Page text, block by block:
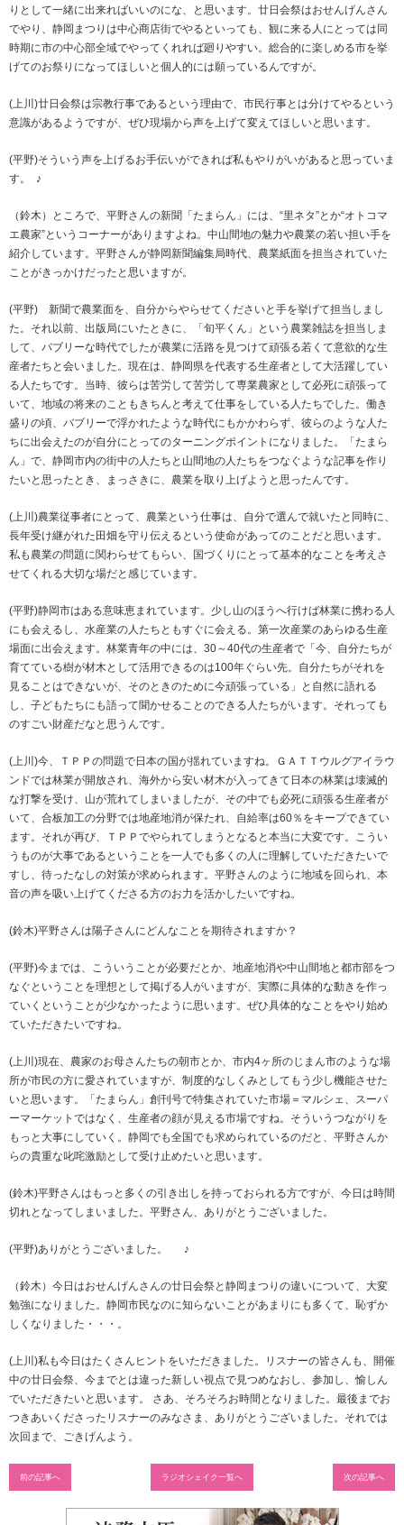
りとして一緒に出来ればいいのにな、と思います。廿日会祭はおせんげんさん
でやり、静岡まつりは中心商店街でやるといっても、観に来る人にとっては同
時期に市の中心部全域でやってくれれば廻りやすい。総合的に楽しめる市を挙
げてのお祭りになってほしいと個人的には願っているんですが。
(上川)廿日会祭は宗教行事であるという理由で、市民行事とは分けてやるという
意識があるようですが、ぜひ現場から声を上げて変えてほしいと思います。
(平野)そういう声を上げるお手伝いができれば私もやりがいがあると思っていま
す。 ♪
（鈴木）ところで、平野さんの新聞「たまらん」には、“里ネタ”とか“オトコマ
エ農家”というコーナーがありますよね。中山間地の魅力や農業の若い担い手を
紹介しています。平野さんが静岡新聞編集局時代、農業紙面を担当されていた
ことがきっかけだったと思いますが。
(平野) 新聞で農業面を、自分からやらせてくださいと手を挙げて担当しまし
た。それ以前、出版局にいたときに、「旬平くん」という農業雑誌を担当しま
して、バブリーな時代でしたが農業に活路を見つけて頑張る若くて意欲的な生
産者たちと会いました。現在は、静岡県を代表する生産者として大活躍してい
る人たちです。当時、彼らは苦労して苦労して専業農家として必死に頑張って
いて、地域の将来のこともきちんと考えて仕事をしている人たちでした。働き
盛りの頃、バブリーで浮かれたような時代にもかかわらず、彼らのような人た
ちに出会えたのが自分にとってのターニングポイントになりました。「たまら
ん」で、静岡市内の街中の人たちと山間地の人たちをつなぐような記事を作り
たいと思ったとき、まっさきに、農業を取り上げようと思ったんです。
(上川)農業従事者にとって、農業という仕事は、自分で選んで就いたと同時に、
長年受け継がれた田畑を守り伝えるという使命があってのことだと思います。
私も農業の問題に関わらせてもらい、国づくりにとって基本的なことを考えさ
せてくれる大切な場だと感じています。
(平野)静岡市はある意味恵まれています。少し山のほうへ行けば林業に携わる人
にも会えるし、水産業の人たちともすぐに会える。第一次産業のあらゆる生産
場面に出会えます。林業青年の中には、30～40代の生産者で「今、自分たちが
育てている樹が材木として活用できるのは100年ぐらい先。自分たちがそれを
見ることはできないが、そのときのために今頑張っている」と自然に語れる
し、子どもたちにも語って聞かせることのできる人たちがいます。それっても
のすごい財産だなと思うんです。
(上川)今、ＴＰＰの問題で日本の国が揺れていますね。ＧＡＴＴウルグアイラウ
ンドでは林業が開放され、海外から安い材木が入ってきて日本の林業は壊滅的
な打撃を受け、山が荒れてしまいましたが、その中でも必死に頑張る生産者が
いて、合板加工の分野では地産地消が保たれ、自給率は60％をキープできてい
ます。それが再び、ＴＰＰでやられてしまうとなると本当に大変です。こうい
うものが大事であるということを一人でも多くの人に理解していただきたいで
すし、待ったなしの対策が求められます。平野さんのように地域を回られ、本
音の声を吸い上げてくださる方のお力を活かしたいですね。
(鈴木)平野さんは陽子さんにどんなことを期待されますか？
(平野)今までは、こういうことが必要だとか、地産地消や中山間地と都市部をつ
なぐということを理想として掲げる人がいますが、実際に具体的な動きを作っ
ていくということが少なかったように思います。ぜひ具体的なことをやり始め
ていただきたいですね。
(上川)現在、農家のお母さんたちの朝市とか、市内4ヶ所のじまん市のような場
所が市民の方に愛されていますが、制度的なしくみとしてもう少し機能させた
いと思います。「たまらん」創刊号で特集されていた市場＝マルシェ、スーパ
ーマーケットではなく、生産者の顔が見える市場ですね。そういうつながりを
もっと大事にしていく。静岡でも全国でも求められているのだと、平野さんか
らの貴重な叱咤激励として受け止めたいと思います。
(鈴木)平野さんはもっと多くの引き出しを持っておられる方ですが、今日は時間
切れとなってしまいました。平野さん、ありがとうございました。
(平野)ありがとうございました。 ♪
（鈴木）今日はおせんげんさんの廿日会祭と静岡まつりの違いについて、大変
勉強になりました。静岡市民なのに知らないことがあまりにも多くて、恥ずか
しくなりました・・・。
(上川)私も今日はたくさんヒントをいただきました。リスナーの皆さんも、開催
中の廿日会祭、今までとは違った新しい視点で見つめなおし、参加し、愉しん
でいただきたいと思います。 さあ、そろそろお時間となりました。最後までお
つきあいくださったリスナーのみなさま、ありがとうございました。それでは
次回まで、ごきげんよう。
前の記事へ ラジオシェイク一覧へ 次の記事へ